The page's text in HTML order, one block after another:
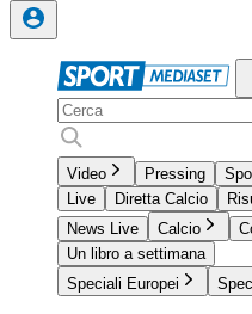
Video Pressing
Live
Diretta Calcio
News Live
Calcio
Un libro a settimana
Speciali Europei